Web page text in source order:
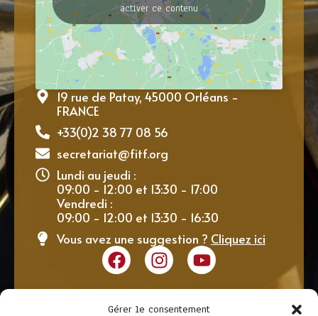
Gérer le consentement
activer ce contenu
19 rue de Patay, 45000 Orléans -
FRANCE
+33(0)2 38 77 08 56
secretariat@fitf.org
Lundi au jeudi :
09:00 - 12:00 et 13:30 - 17:00
Vendredi :
09:00 - 12:00 et 13:30 - 16:30
Vous avez une suggestion ? Cliquez ici